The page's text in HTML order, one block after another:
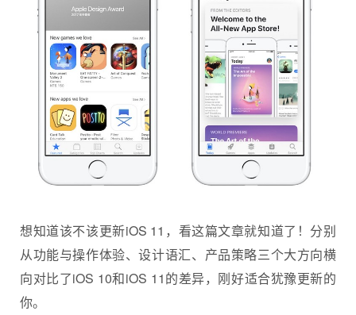
想知道该不该更新iOS 11，看这篇文章就知道了！分别
从功能与操作体验、设计语汇、产品策略三个大方向横
向对比了iOS 10和iOS 11的差异，刚好适合犹豫更新的
你。